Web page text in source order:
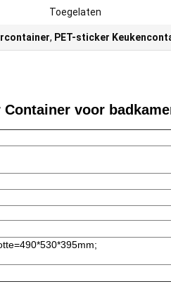
Toegelaten
, PET-sticker
voor